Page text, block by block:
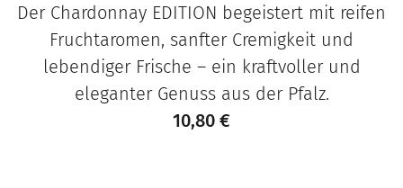
Der Chardonnay EDITION begeistert mit reifen
Fruchtaromen, sanfter Cremigkeit und
lebendiger Frische – ein kraftvoller und
eleganter Genuss aus der Pfalz.
10,80 €